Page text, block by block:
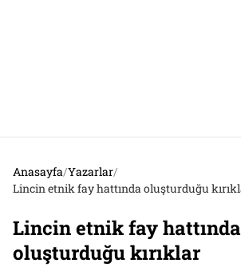
Anasayfa/Yazarlar/
Lincin etnik fay hattında oluşturduğu
Lincin etnik fay hattında
oluşturduğu kırıklar